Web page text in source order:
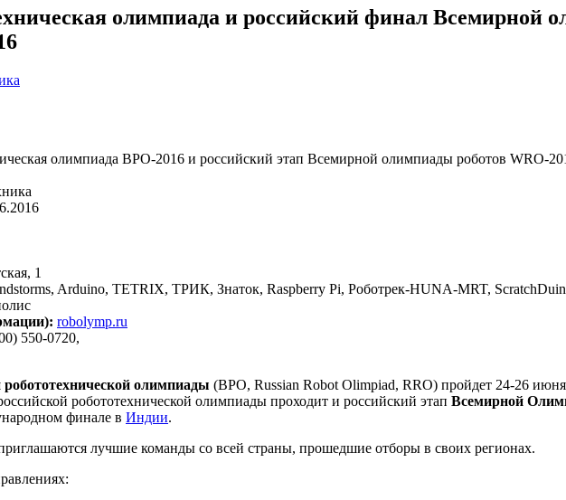
олимпиада и российский финал Всемирной
олимпиада ВРО-2016 и российский этап Всемирной олимпиады роботов WRO-
1
Arduino, TETRIX, ТРИК, Знаток, Raspberry Pi, Роботрек-HUNA-MRT,
robolymp.ru
550-0720,
робототехнической олимпиады (ВРО, Russian Robot Olimpiad, RRO) пройдет 24-26
робототехнической олимпиады проходит и российский этап Всемирной
финале в Индии.
лучшие команды со всей страны, прошедшие отборы в своих регионах.